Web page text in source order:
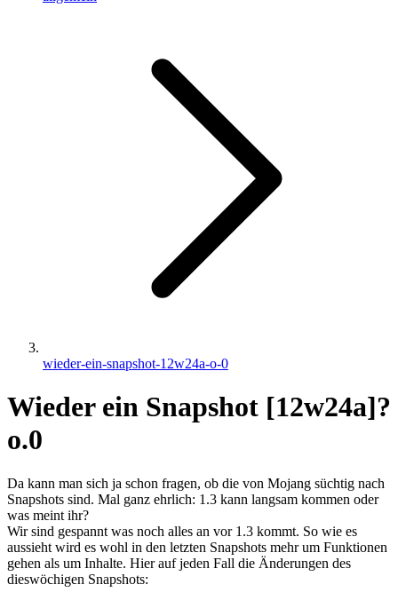
wieder-ein-snapshot-12w24a-o-0
Wieder ein Snapshot [12w24a]?
o.0
Da kann man sich ja schon fragen, ob die von Mojang süchtig nach
Snapshots sind. Mal ganz ehrlich: 1.3 kann langsam kommen oder
was meint ihr?
Wir sind gespannt was noch alles an vor 1.3 kommt. So wie es
aussieht wird es wohl in den letzten Snapshots mehr um Funktionen
gehen als um Inhalte. Hier auf jeden Fall die Änderungen des
dieswöchigen Snapshots: